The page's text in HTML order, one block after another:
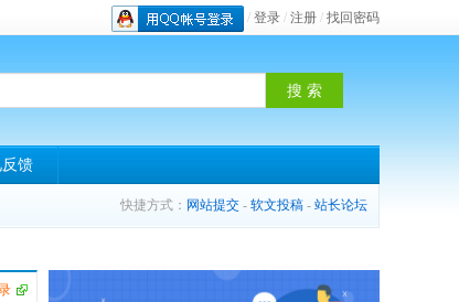
/ 登录 / 注册 / 找回密码
馈
快捷方式： 网站提交 - 软文投稿 - 站长论坛